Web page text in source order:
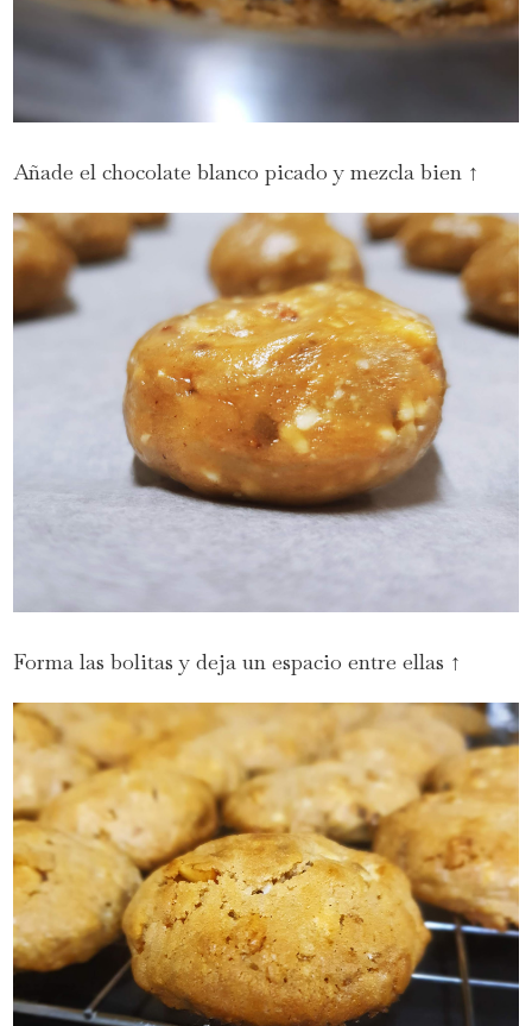
Añade el chocolate blanco picado y mezcla bien ↑
Forma las bolitas y deja un espacio entre ellas ↑